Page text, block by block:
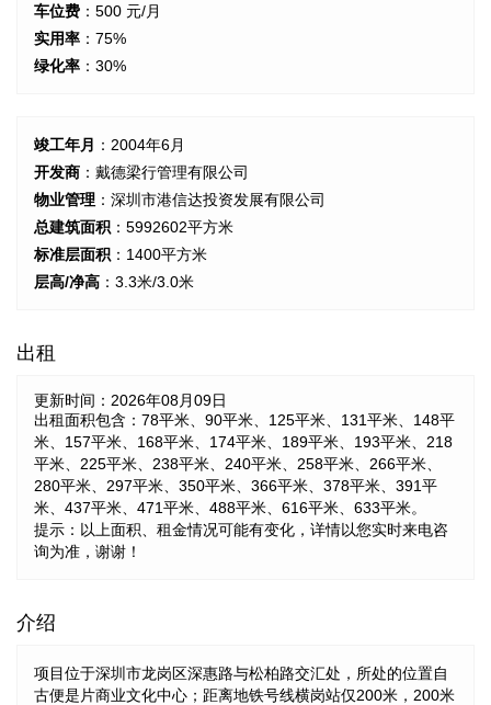
车位费 ：500 元/月
实用率 ：75%
绿化率 ：30%
竣工年月
：2004年6月
开发商 ：戴德梁行管理有限公司
物业管理 ：深圳市港信达投资发展有限公司
总建筑面积 ：5992602平方米
标准层面积 ：1400平方米
层高/净高 ：3.3米/3.0米
出租
更新时间： 2026年08月09日
出租面积包含：78平米、90平米、125平米、131平米、148平
米、157平米、168平米、174平米、189平米、193平米、218
平米、225平米、238平米、240平米、258平米、266平米、
280平米、297平米、350平米、366平米、378平米、391平
米、437平米、471平米、488平米、616平米、633平米。
提示：以上面积、租金情况可能有变化，详情以您实时来电咨
询为准，谢谢！
介绍
项目位于深圳市龙岗区深惠路与松柏路交汇处，所处的位置自
古便是片商业文化中心；距离地铁号线横岗站仅200米，200米